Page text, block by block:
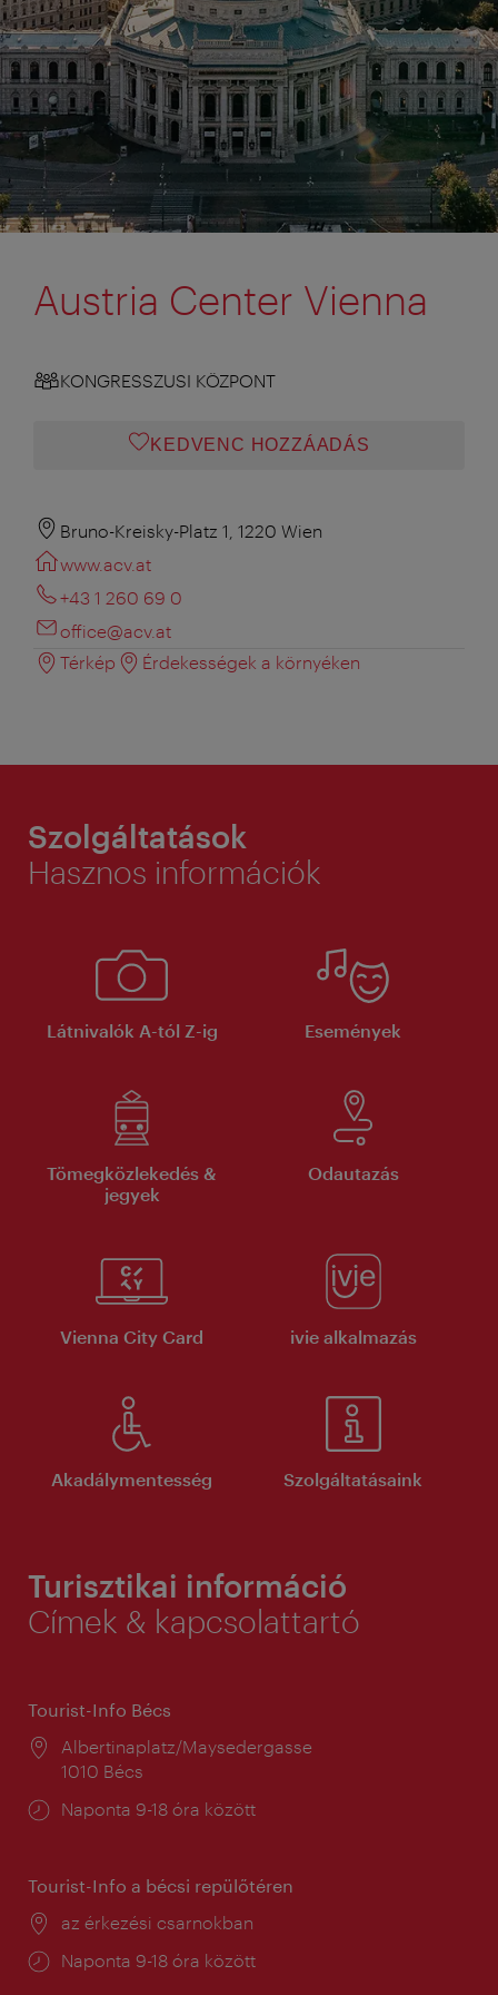
Austria Center Vienna
KONGRESSZUSI KÖZPONT
KEDVENC HOZZÁADÁS
Bruno-Kreisky-Platz 1, 1220 Wien
www.acv.at
+43 1 260 69 0
office@acv.at
Térkép
Érdekességek a környéken
Szolgáltatások
Hasznos információk
Látnivalók A-tól Z-ig Események
Tömegközlekedés &
jegyek
Odautazás
Vienna City Card ivie alkalmazás
Akadálymentesség Szolgáltatásaink
Turisztikai információ
Címek & kapcsolattartó
Tourist-Info Bécs
Helyszín:
Albertinaplatz/Maysedergasse
1010 Bécs
Nyitva
Naponta 9-18 óra között
Tourist-Info a bécsi repülőtéren
Helyszín:
az érkezési csarnokban
Nyitva
Naponta 9-18 óra között